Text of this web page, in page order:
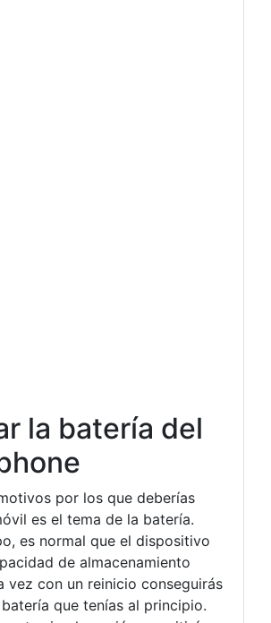
la batería del
por los que deberías
es el tema de la batería.
es normal que el dispositivo
de almacenamiento
vez con un reinicio conseguirás
que tenías al principio.